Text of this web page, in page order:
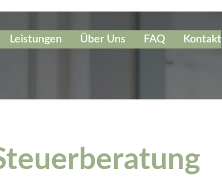
Leistungen Über Uns FAQ Kontakt